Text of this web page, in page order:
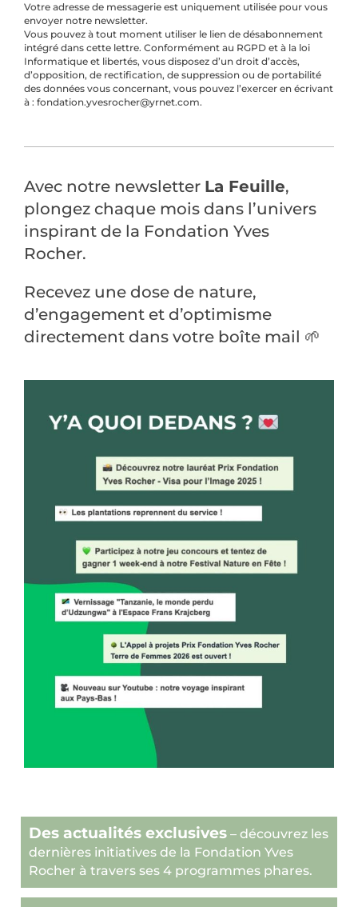
Votre adresse de messagerie est uniquement utilisée pour vous
envoyer notre newsletter.
Vous pouvez à tout moment utiliser le lien de désabonnement
intégré dans cette lettre. Conformément au RGPD et à la loi
Informatique et libertés, vous disposez d’un droit d’accès,
d’opposition, de rectification, de suppression ou de portabilité
des données vous concernant, vous pouvez l’exercer en écrivant
à : fondation.yvesrocher@yrnet.com.
Avec notre newsletter La Feuille,
plongez chaque mois dans l’univers
inspirant de la Fondation Yves
Rocher.
Recevez une dose de nature,
d’engagement et d’optimisme
directement dans votre boîte mail 🌱
Des actualités exclusives – découvrez les
dernières initiatives de la Fondation Yves
Rocher à travers ses 4 programmes phares.